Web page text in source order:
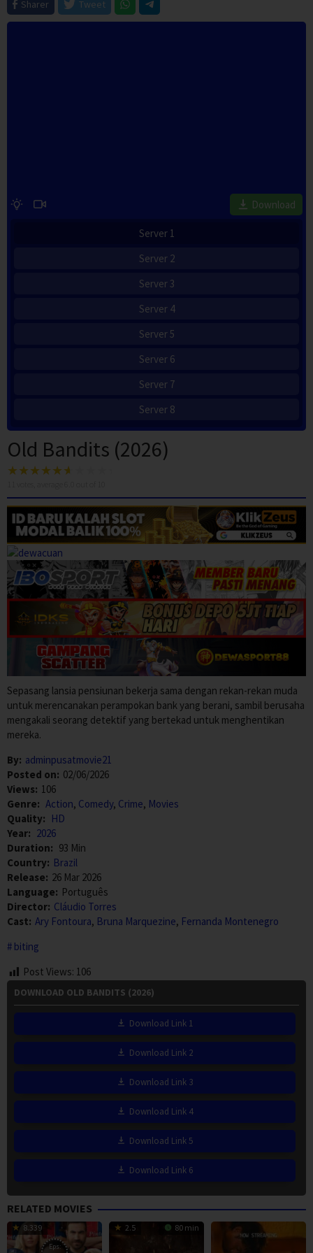
Sharer
Tweet
Download
Server 1
Server 2
Server 3
Server 4
Server 5
Server 6
Server 7
Server 8
Old Bandits (2026)
Sepasang lansia pensiunan bekerja sama dengan rekan-rekan muda
untuk merencanakan perampokan bank yang berani, sambil berusaha
mengakali seorang detektif yang bertekad untuk menghentikan
mereka.
By: adminpusatmovie21
Posted on: 02/06/2026
Views: 106
Genre: Action, Comedy, Crime, Movies
Quality: HD
Year: 2026
Duration: 93 Min
Country: Brazil
Release: 26 Mar 2026
Language: Português
Director: Cláudio Torres
Cast: Ary Fontoura, Bruna Marquezine, Fernanda Montenegro
biting
Post Views: 106
DOWNLOAD OLD BANDITS (2026)
Download Link 1
Download Link 2
Download Link 3
Download Link 4
Download Link 5
Download Link 6
RELATED MOVIES
8.339
Eps:
2.5 80 min